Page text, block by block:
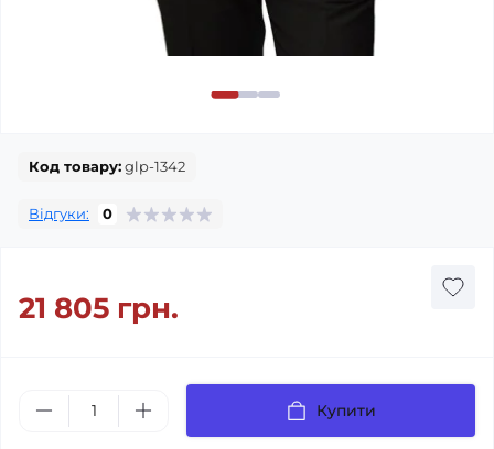
Код товару:glp-1342
Відгуки: 0
21 805 грн.
Купити